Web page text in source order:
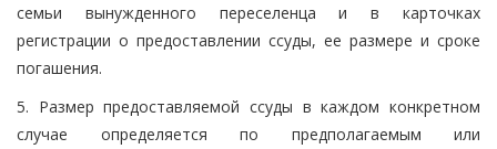
семьи вынужденного переселенца и в карточках
регистрации о предоставлении ссуды, ее размере и сроке
погашения.
5. Размер предоставляемой ссуды в каждом конкретном
случае определяется по предполагаемым или